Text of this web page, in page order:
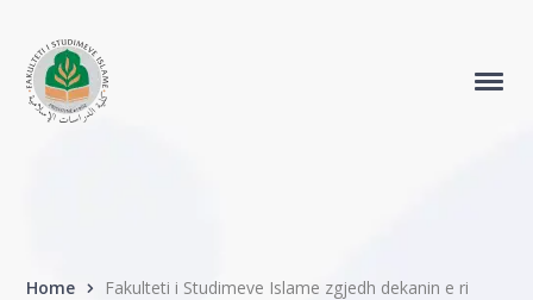
Home Fakulteti i Studimeve Islame zgjedh dekanin e ri